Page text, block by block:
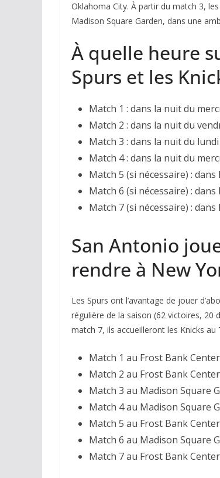
Oklahoma City. À partir du match 3,
Madison Square Garden, dans une
À quelle heure
Spurs et les
Match 1 : dans la nuit du
Match 2 : dans la nuit du
Match 3 : dans la nuit du
Match 4 : dans la nuit du
Match 5 (si nécessaire) :
Match 6 (si nécessaire) :
Match 7 (si nécessaire) :
San Antonio
rendre à New
Les Spurs ont l’avantage de jouer
régulière de la saison (62 victoires, 20
match 7, ils accueilleront les Knicks au
Match 1 au Frost Bank
Match 2 au Frost Bank
Match 3 au Madison Square
Match 4 au Madison Square
Match 5 au Frost Bank
Match 6 au Madison Square
Match 7 au Frost Bank